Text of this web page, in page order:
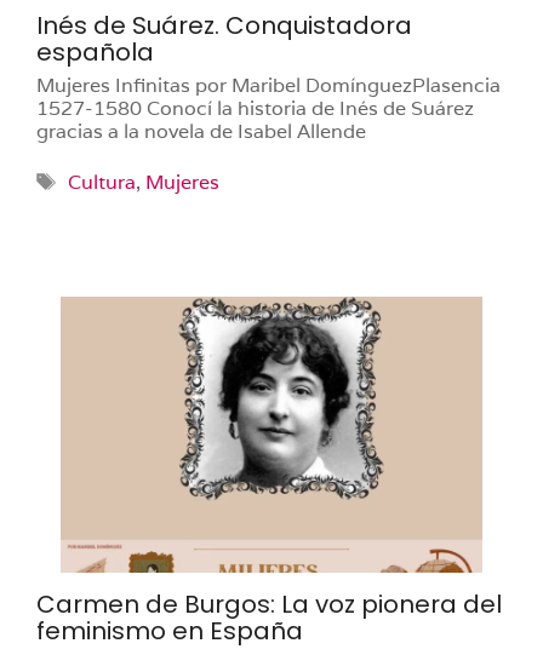
Inés de Suárez. Conquistadora
española
Mujeres Infinitas por Maribel DomínguezPlasencia
1527-1580 Conocí la historia de Inés de Suárez
gracias a la novela de Isabel Allende
Etiquetas
Cultura, Mujeres
Carmen de Burgos: La voz pionera del
feminismo en España